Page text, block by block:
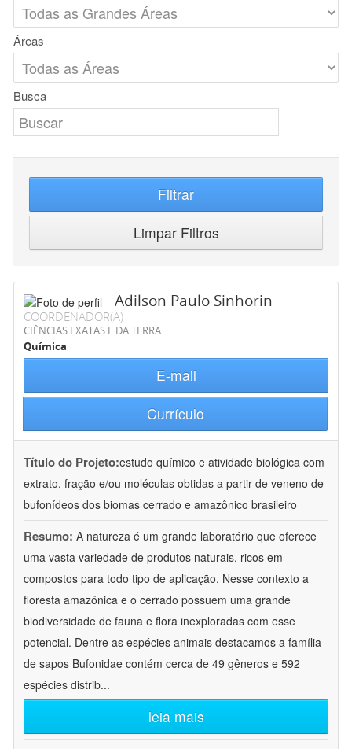
Áreas
Busca
Filtrar
Limpar Filtros
Adilson Paulo Sinhorin
COORDENADOR(A)
CIÊNCIAS EXATAS E DA TERRA
Química
E-mail
Currículo
Título do Projeto:estudo químico e atividade biológica com
extrato, fração e/ou moléculas obtidas a partir de veneno de
bufonídeos dos biomas cerrado e amazônico brasileiro
Resumo: A natureza é um grande laboratório que oferece
uma vasta variedade de produtos naturais, ricos em
compostos para todo tipo de aplicação. Nesse contexto a
floresta amazônica e o cerrado possuem uma grande
biodiversidade de fauna e flora inexploradas com esse
potencial. Dentre as espécies animais destacamos a família
de sapos Bufonidae contém cerca de 49 gêneros e 592
espécies distrib...
leia mais